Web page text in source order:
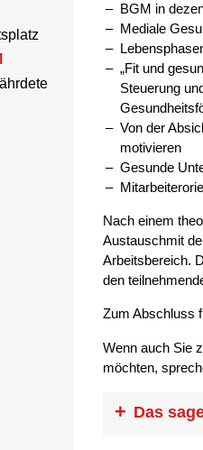
BGM in
Mediale
„Fit und
Steuerung
Von der
motivieren
Gesunde
Nach einem
Austauschmit
Arbeitsbereich.
den
Zum Abschluss
Wenn auch Sie
möchten,
Das